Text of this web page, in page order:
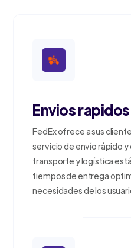
Envios
FedEx ofrece a sus
servicio de envío rápido
transporte y logística
tiempos de entrega
necesidades de los